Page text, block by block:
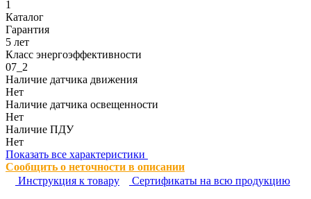
1
Каталог
Гарантия
5 лет
Класс энергоэффективности
07_2
Наличие датчика движения
Нет
Наличие датчика освещенности
Нет
Наличие ПДУ
Нет
Показать все характеристики
Сообщить о неточности в описании
Инструкция к товару
Сертификаты на всю продукцию